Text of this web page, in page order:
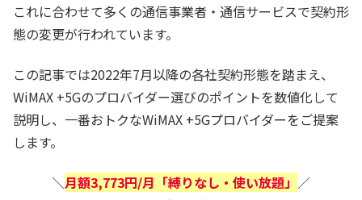
これに合わせて多くの通信事業者・通信サービスで契約形
態の変更が行われています。
この記事では2022年7月以降の各社契約形態を踏まえ、
WiMAX +5Gのプロバイダー選びのポイントを数値化して
説明し、一番おトクなWiMAX +5Gプロバイダーをご提案
します。
＼月額3,773円/月「縛りなし・使い放題」 ／